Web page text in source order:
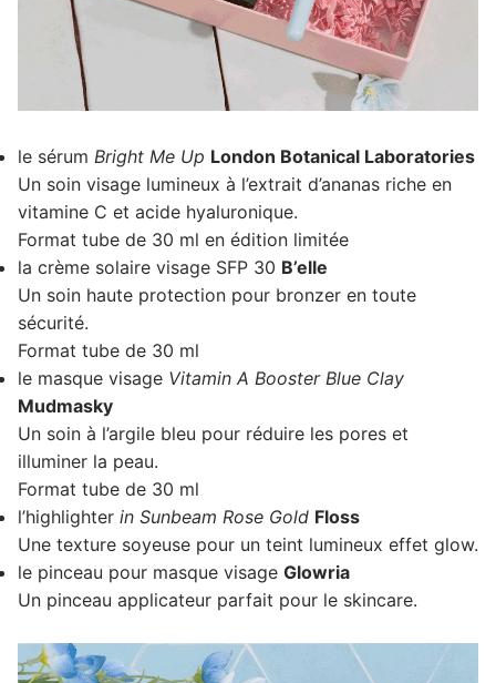
le sérum Bright Me Up London Botanical Laboratories
Un soin visage lumineux à l’extrait d’ananas riche en
vitamine C et acide hyaluronique.
Format tube de 30 ml en édition limitée
la crème solaire visage SFP 30 B’elle
Un soin haute protection pour bronzer en toute
sécurité.
Format tube de 30 ml
le masque visage Vitamin A Booster Blue Clay
Mudmasky
Un soin à l’argile bleu pour réduire les pores et
illuminer la peau.
Format tube de 30 ml
l’highlighter in Sunbeam Rose Gold Floss
Une texture soyeuse pour un teint lumineux effet glow.
le pinceau pour masque visage Glowria
Un pinceau applicateur parfait pour le skincare.